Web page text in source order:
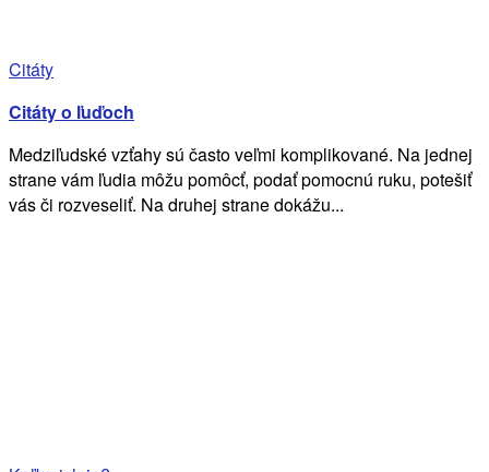
Citáty
Citáty o ľuďoch
Medziľudské vzťahy sú často veľmi komplikované. Na jednej
strane vám ľudia môžu pomôcť, podať pomocnú ruku, potešiť
vás či rozveseliť. Na druhej strane dokážu...